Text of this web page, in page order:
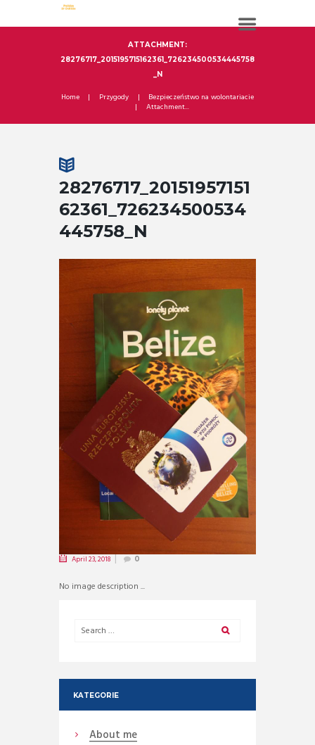
ATTACHMENT:
28276717_2015195715162361_726234500534445758
_N
Home Przygody
Bezpieczeństwo na wolontariacie
Attachment...
28276717_20151957151
62361_726234500534
445758_N
April 23, 2018 0
No image description ...
KATEGORIE
About me